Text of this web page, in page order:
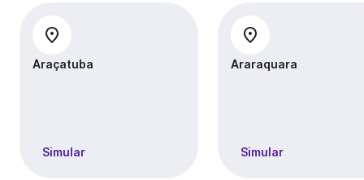
Araçatuba
Simular
Araraquara
Simular